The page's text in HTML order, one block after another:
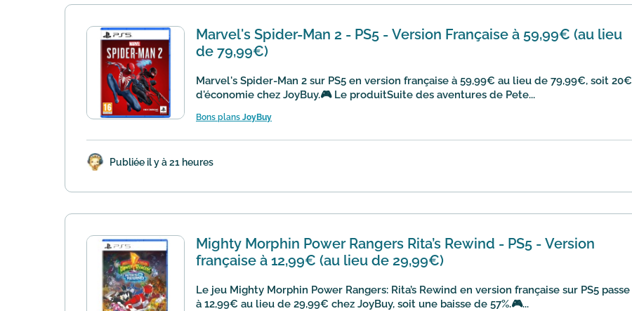
Marvel's Spider-Man 2 - PS5 - Version Française à 59,99€ (au lieu
de 79,99€)
Marvel's Spider-Man 2 sur PS5 en version française à 59,99€ au lieu de 79,99€, soit 20€
d'économie chez JoyBuy.🎮 Le produitSuite des aventures de Pete...
Bons plans JoyBuy
Publiée il y à 21 heures
Mighty Morphin Power Rangers Rita’s Rewind - PS5 - Version
française à 12,99€ (au lieu de 29,99€)
Le jeu Mighty Morphin Power Rangers: Rita’s Rewind en version française sur PS5 passe
à 12,99€ au lieu de 29,99€ chez JoyBuy, soit une baisse de 57%.🎮...